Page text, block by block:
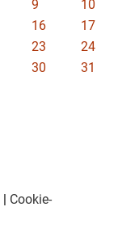
9
10
16
17
23
24
30
31
| Cookie-